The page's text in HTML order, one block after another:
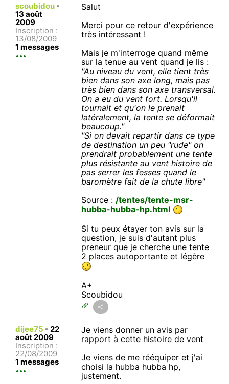
scoubidou -
13 août
2009
Inscription :
13/08/2009
1 messages
Salut
Merci pour ce retour d'expérience
très intéressant !
Mais je m'interroge quand même
sur la tenue au vent quand je lis :
"Au niveau du vent, elle tient très
bien dans son axe long, mais pas
très bien dans son axe transversal.
On a eu du vent fort. Lorsqu'il
tournait et qu'on le prenait
latéralement, la tente se déformait
beaucoup."
"Si on devait repartir dans ce type
de destination un peu "rude" on
prendrait probablement une tente
plus résistante au vent histoire de
pas serrer les fesses quand le
baromètre fait de la chute libre"
Source : /tentes/tente-msr-
hubba-hubba-hp.html
Si tu peux étayer ton avis sur la
question, je suis d'autant plus
preneur que je cherche une tente
2 places autoportante et légère
A+
Scoubidou
dijee75 - 22
août 2009
Inscription :
22/08/2009
1 messages
Je viens donner un avis par
rapport à cette histoire de vent
Je viens de me rééquiper et j'ai
choisi la hubba hubba hp,
justement.